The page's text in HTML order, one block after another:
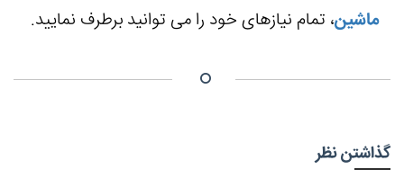
ماشین، تمام نیازهای خود را می ‌توانید برطرف نمایید.
گذاشتن نظر